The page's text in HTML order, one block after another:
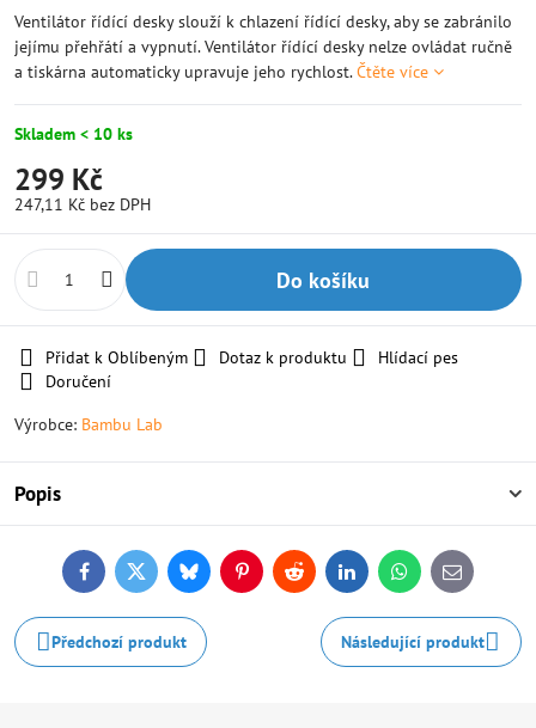
Ventilátor řídící desky slouží k chlazení řídící desky, aby se zabránilo
jejímu přehřátí a vypnutí. Ventilátor řídící desky nelze ovládat ručně
a tiskárna automaticky upravuje jeho rychlost.Čtěte více
Skladem < 10 ks
299 Kč
247,11 Kč bez DPH
Do košíku
Přidat k Oblíbeným Dotaz k produktu
Hlídací pes
Doručení
Výrobce: Bambu Lab
Popis
FacebookTwitterBlueskyPinterestReddit LinkedInWhatsApp
E-
mail
Předchozí produkt Následující produkt